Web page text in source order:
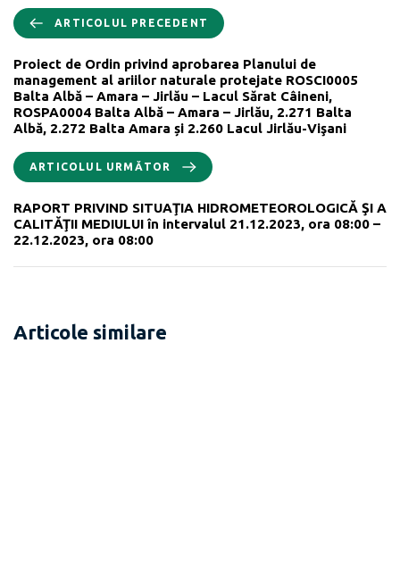
ARTICOLUL PRECEDENT
Proiect de Ordin privind aprobarea Planului de
management al ariilor naturale protejate ROSCI0005
Balta Albă – Amara – Jirlău – Lacul Sărat Câineni,
ROSPA0004 Balta Albă – Amara – Jirlău, 2.271 Balta
Albă, 2.272 Balta Amara și 2.260 Lacul Jirlău-Vişani
ARTICOLUL URMĂTOR
RAPORT PRIVIND SITUAŢIA HIDROMETEOROLOGICĂ ŞI A
CALITĂŢII MEDIULUI în intervalul 21.12.2023, ora 08:00 –
22.12.2023, ora 08:00
Articole similare